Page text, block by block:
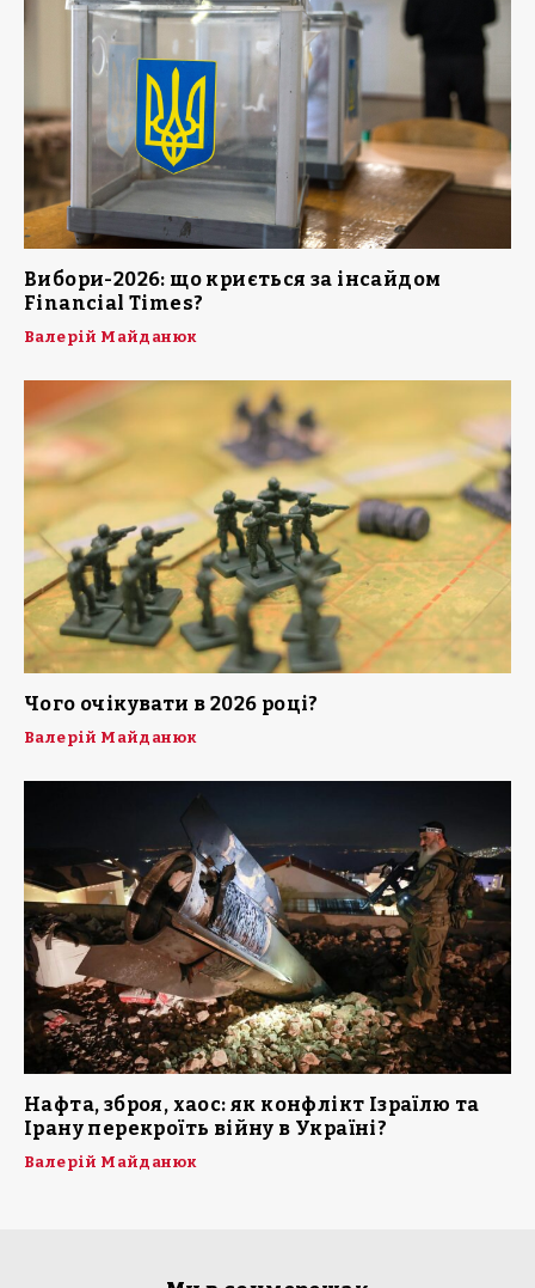
Вибори-2026: що криється за інсайдом
Financial Times?
Валерій Майданюк
Чого очікувати в 2026 році?
Валерій Майданюк
Нафта, зброя, хаос: як конфлікт Ізраїлю та
Ірану перекроїть війну в Україні?
Валерій Майданюк